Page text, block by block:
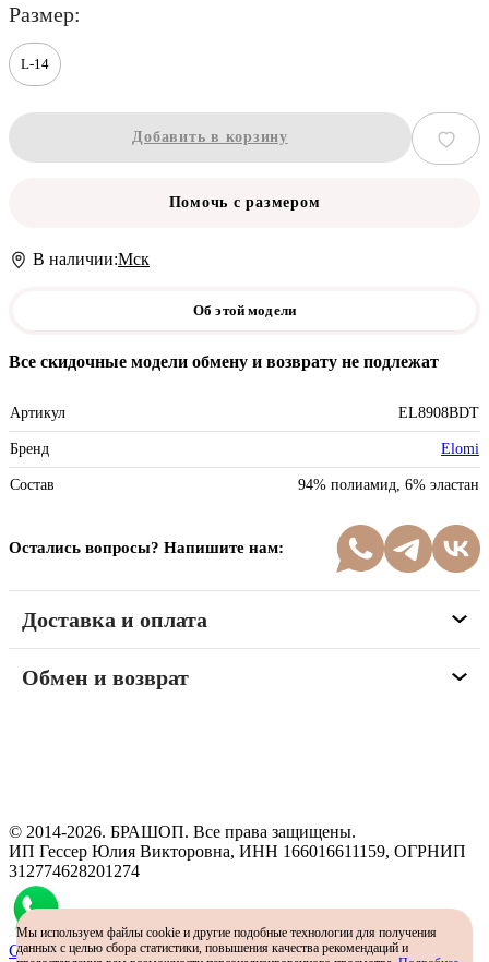
размер
L-14
Добавить в корзину
Помочь с размером
В наличии:Мск
Об этой модели
Все скидочные модели обмену и возврату не подлежат
Артикул EL8908BDT
Бренд Elomi
Состав 94% полиамид, 6% эластан
Остались вопросы? Напишите нам:
Доставка и оплата
Обмен и возврат
© 2014-2026. БРАШОП. Все права защищены.
ИП Гессер Юлия Викторовна, ИНН 166016611159, ОГРНИП
312774628201274
Самый простой способ определить размер - консультация в
Мы используем файлы cookie и другие подобные технологии для получения
данных с целью сбора статистики, повышения качества рекомендаций и